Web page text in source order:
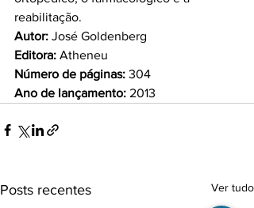
Autor:
Editora:
Número de páginas:
Ano de lançamento: 2013
Posts recentes Ver tudo